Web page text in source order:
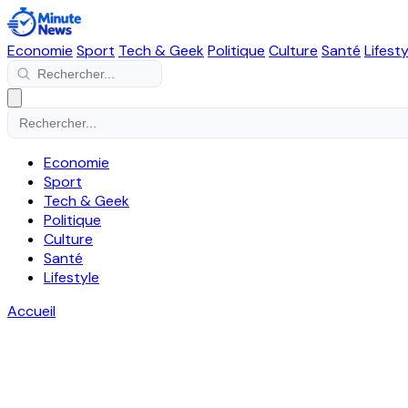
Economie Sport Tech & GeekPolitique Culture Santé
Economie
Sport
Tech & Geek
Politique
Culture
Santé
Lifestyle
Accueil